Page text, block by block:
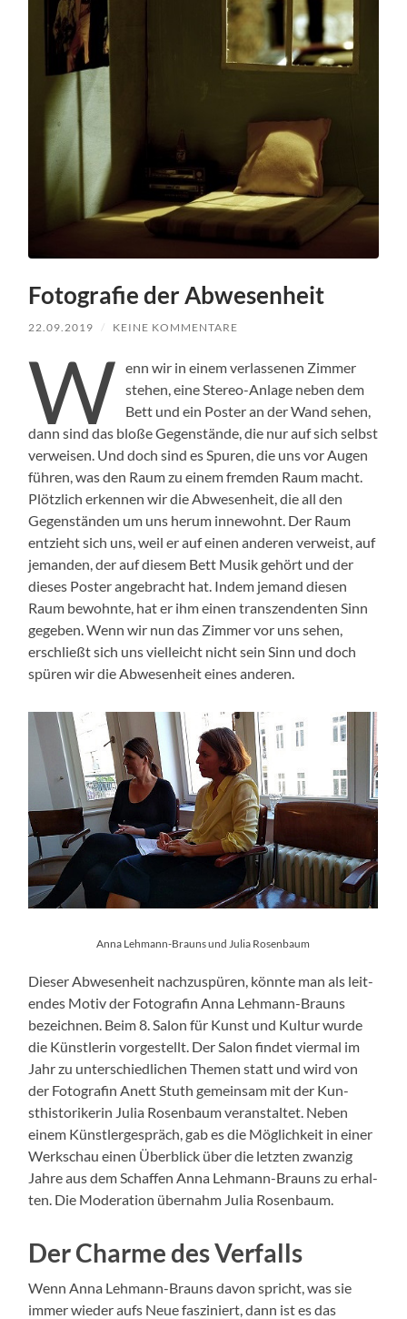
Fotografie der Abwesenheit
22.09.2019 / KEINE KOMMENTARE
W enn wir in einem ver­lasse­nen Zim­mer
ste­hen, eine Stereo-Anlage neben dem
Bett und ein Poster an der Wand sehen,
dann sind das bloße Gegen­stände, die nur auf sich selb­st
ver­weisen. Und doch sind es Spuren, die uns vor Augen
führen, was den Raum zu einem frem­den Raum macht.
Plöt­zlich erken­nen wir die Abwe­sen­heit, die all den
Gegen­stän­den um uns herum innewohnt. Der Raum
entzieht sich uns, weil er auf einen anderen ver­weist, auf
jeman­den, der auf diesem Bett Musik gehört und der
dieses Poster ange­bracht hat. Indem jemand diesen
Raum bewohnte, hat er ihm einen tran­szen­den­ten Sinn
gegeben. Wenn wir nun das Zim­mer vor uns sehen,
erschließt sich uns vielle­icht nicht sein Sinn und doch
spüren wir die Abwe­sen­heit eines anderen.
Anna Lehmann-Brauns und Julia Rosen­baum
Dieser Abwe­sen­heit nachzus­püren, kön­nte man als lei­t­
en­des Motiv der Fotografin Anna Lehmann-Brauns
beze­ich­nen. Beim 8. Salon für Kun­st und Kul­tur wurde
die Kün­st­lerin vorgestellt. Der Salon find­et vier­mal im
Jahr zu unter­schiedlichen The­men statt und wird von
der Fotografin Anett Stuth gemein­sam mit der Kun­
sthis­torik­erin Julia Rosen­baum ver­anstal­tet. Neben
einem Kün­st­lerge­spräch, gab es die Möglichkeit in ein­er
Werkschau einen Überblick über die let­zten zwanzig
Jahre aus dem Schaf­fen Anna Lehmann-Brauns zu erhal­
ten. Die Mod­er­a­tion über­nahm Julia Rosen­baum.
Der Charme des Verfalls
Wenn Anna Lehmann-Brauns davon spricht, was sie
immer wieder aufs Neue fasziniert, dann ist es das